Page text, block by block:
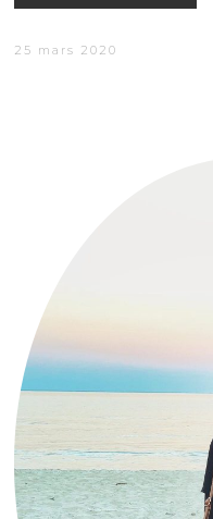
25 mars 2020